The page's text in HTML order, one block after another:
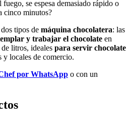
se espesa demasiado rápido o
cinco minutos?
tipos de máquina chocolatera: las
y trabajar el chocolate en
litros, ideales para servir chocolate
y locales de comercio.
por WhatsApp o con un